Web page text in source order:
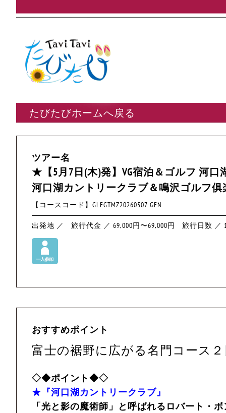
たびたびホームへ戻る
ツアー名
★【5月7日(木)発】VG宿泊＆ゴルフ 河口
河口湖カントリークラブ＆鳴沢ゴルフ俱
【コースコード】GLFGTMZ20260507-GEN
出発地 ／ 旅行代金 ／ 69,000円〜69,000円 旅行日数 ／
おすすめポイント
富士の裾野に広がる名門コース
◇◆ポイント◆◇
★『河口湖カントリークラブ』
「光と影の魔術師」と呼ばれるロバート・